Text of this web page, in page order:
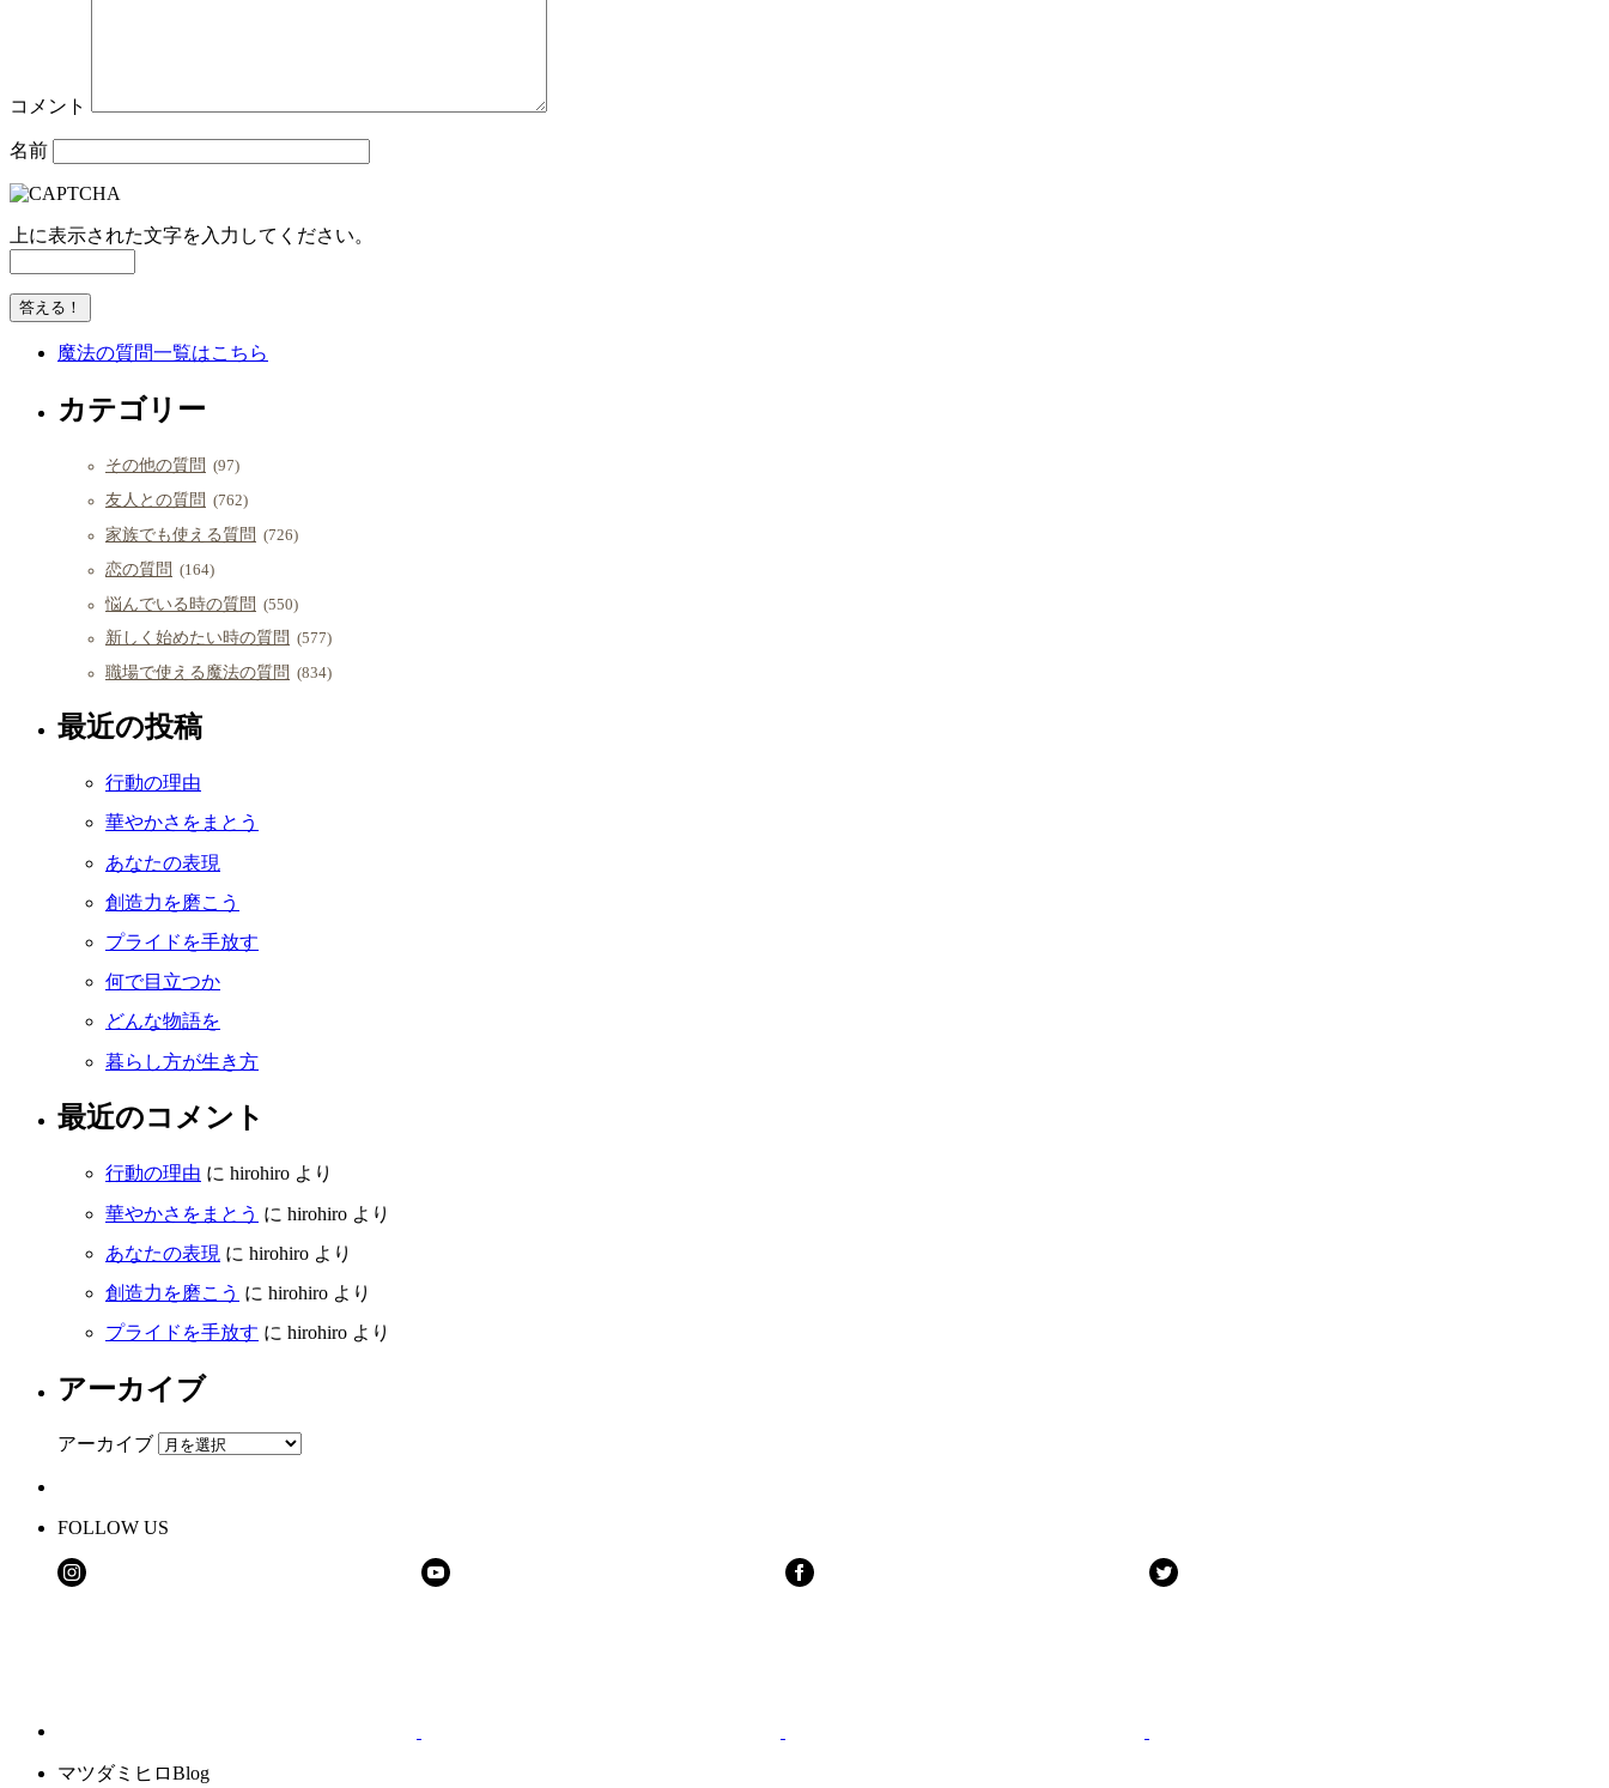
コメント
名前
上に表示された文字を入力してください。
魔法の質問一覧はこちら
カテゴリー
その他の質問 (97)
友人との質問 (762)
家族でも使える質問 (726)
恋の質問 (164)
悩んでいる時の質問 (550)
新しく始めたい時の質問 (577)
職場で使える魔法の質問 (834)
最近の投稿
行動の理由
華やかさをまとう
あなたの表現
創造力を磨こう
プライドを手放す
何で目立つか
どんな物語を
暮らし方が生き方
最近のコメント
行動の理由 に hirohiro より
華やかさをまとう に hirohiro より
あなたの表現 に hirohiro より
創造力を磨こう に hirohiro より
プライドを手放す に hirohiro より
アーカイブ
アーカイブ
FOLLOW US
マツダミヒロBlog